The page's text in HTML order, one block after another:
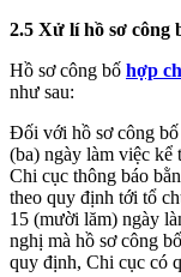
2.5 Xử lí hồ sơ công
Hồ sơ công bố hợp
như sau:
Đối với hồ sơ công
(ba) ngày làm việc kể
Chi cục thông báo
theo quy định tới tổ
15 (mười lăm) ngày
nghị mà hồ sơ công
quy định, Chi cục có